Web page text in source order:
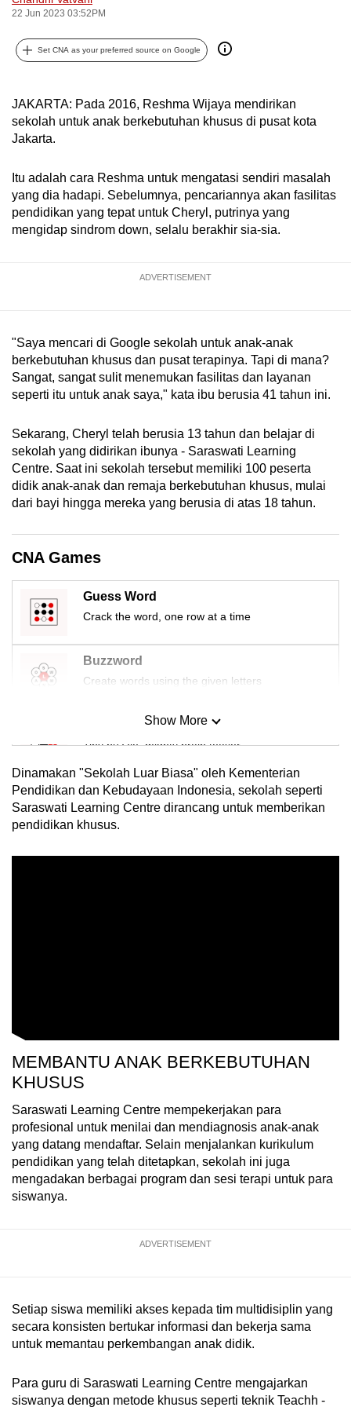
22 Jun 2023 03:52PM
Set CNA as your preferred source on Google
JAKARTA: Pada 2016, Reshma Wijaya mendirikan
sekolah untuk anak berkebutuhan khusus di pusat kota
Jakarta.
Itu adalah cara Reshma untuk mengatasi sendiri masalah
yang dia hadapi. Sebelumnya, pencariannya akan fasilitas
pendidikan yang tepat untuk Cheryl, putrinya yang
mengidap sindrom down, selalu berakhir sia-sia.
ADVERTISEMENT
"Saya mencari di Google sekolah untuk anak-anak
berkebutuhan khusus dan pusat terapinya. Tapi di mana?
Sangat, sangat sulit menemukan fasilitas dan layanan
seperti itu untuk anak saya," kata ibu berusia 41 tahun ini.
Sekarang, Cheryl telah berusia 13 tahun dan belajar di
sekolah yang didirikan ibunya - Saraswati Learning
Centre. Saat ini sekolah tersebut memiliki 100 peserta
didik anak-anak dan remaja berkebutuhan khusus, mulai
dari bayi hingga mereka yang berusia di atas 18 tahun.
CNA Games
Guess Word
Crack the word, one row at a time
Buzzword
Create words using the given letters
Mini Sudoku
Tiny puzzle, mighty brain teaser
Mini Crossword
Small grid, big challenge
Word Search
Show More
Dinamakan "Sekolah Luar Biasa" oleh Kementerian
Pendidikan dan Kebudayaan Indonesia, sekolah seperti
Saraswati Learning Centre dirancang untuk memberikan
pendidikan khusus.
MEMBANTU ANAK BERKEBUTUHAN
KHUSUS
Saraswati Learning Centre mempekerjakan para
profesional untuk menilai dan mendiagnosis anak-anak
yang datang mendaftar. Selain menjalankan kurikulum
pendidikan yang telah ditetapkan, sekolah ini juga
mengadakan berbagai program dan sesi terapi untuk para
siswanya.
ADVERTISEMENT
Setiap siswa memiliki akses kepada tim multidisiplin yang
secara konsisten bertukar informasi dan bekerja sama
untuk memantau perkembangan anak didik.
Para guru di Saraswati Learning Centre mengajarkan
siswanya dengan metode khusus seperti teknik Teachh -
can
possibly
be.
continue,
upgrade
supported
browser
or,
the
mobile
app.
Upgraded
but
still
having
issues?
Contact
us